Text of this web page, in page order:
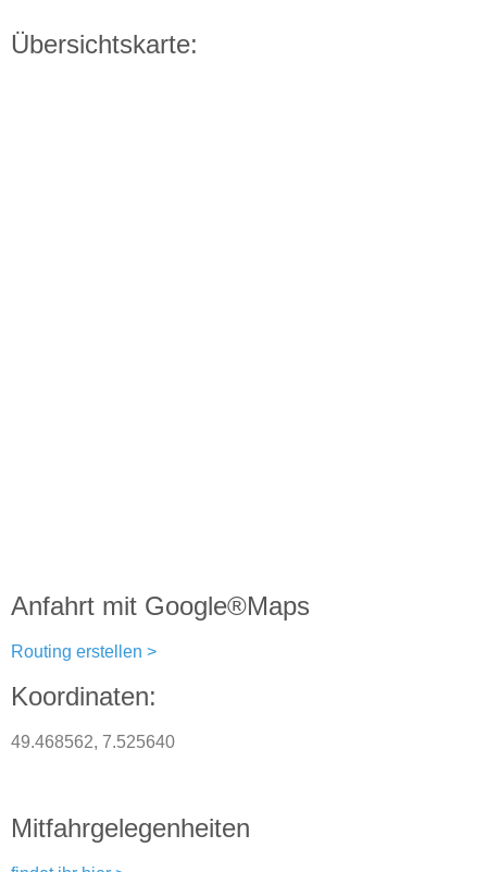
Übersichtskarte:
Anfahrt mit Google®Maps
Routing erstellen >
Koordinaten:
49.468562, 7.525640
Mitfahrgelegenheiten